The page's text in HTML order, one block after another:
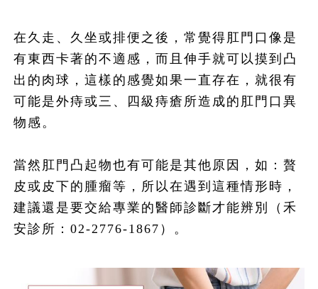
在久走、久坐或排便之後，常覺得肛門口像是
有東西卡著的不適感，而且伸手就可以摸到凸
出的肉球，這樣的感覺如果一直存在，就很有
可能是外痔或三、四級痔瘡所造成的肛門口異
物感。
當然肛門凸起物也有可能是其他原因，如：贅
皮或皮下的腫瘤等，所以在遇到這種情形時，
建議還是要交給專業的醫師診斷才能辨別（禾
安診所：02-2776-1867）。